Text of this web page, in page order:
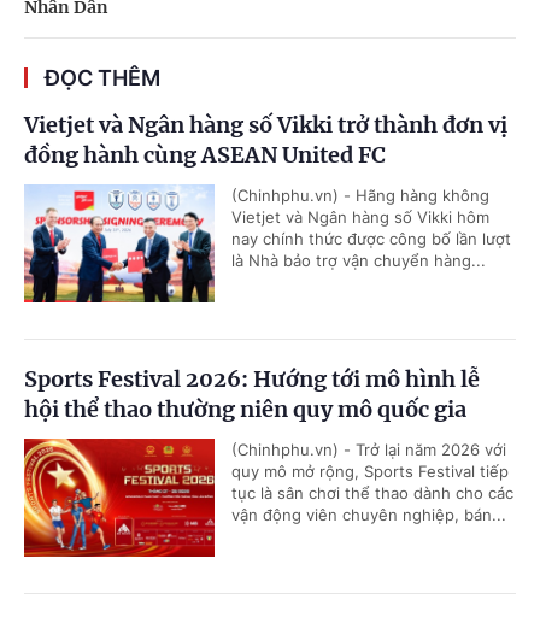
Nhân Dân
ĐỌC THÊM
Vietjet và Ngân hàng số Vikki trở thành đơn vị
đồng hành cùng ASEAN United FC
(Chinhphu.vn) - Hãng hàng không
Vietjet và Ngân hàng số Vikki hôm
nay chính thức được công bố lần lượt
là Nhà bảo trợ vận chuyển hàng...
Sports Festival 2026: Hướng tới mô hình lễ
hội thể thao thường niên quy mô quốc gia
(Chinhphu.vn) - Trở lại năm 2026 với
quy mô mở rộng, Sports Festival tiếp
tục là sân chơi thể thao dành cho các
vận động viên chuyên nghiệp, bán...